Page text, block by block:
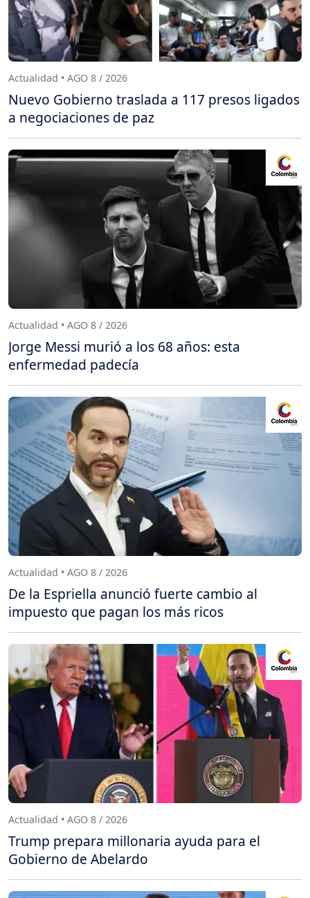
Actualidad • AGO 8 / 2026
Nuevo Gobierno traslada a 117 presos ligados
a negociaciones de paz
Actualidad • AGO 8 / 2026
Jorge Messi murió a los 68 años: esta
enfermedad padecía
Actualidad • AGO 8 / 2026
De la Espriella anunció fuerte cambio al
impuesto que pagan los más ricos
Actualidad • AGO 8 / 2026
Trump prepara millonaria ayuda para el
Gobierno de Abelardo